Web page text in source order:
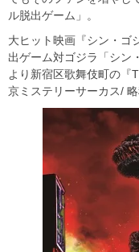
ル脱出ゲーム」。
大ヒット映画『シン・ゴ
出ゲーム対ゴジラ「シン
より新宿区歌舞伎町の『
京ミステリーサーカス/